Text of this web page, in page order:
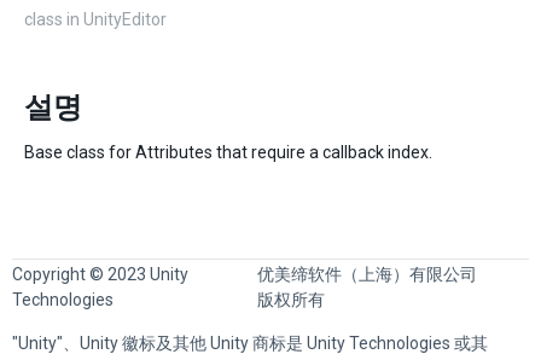
class in UnityEditor
설명
Base class for Attributes that require a callback index.
Copyright © 2023 Unity
Technologies
优美缔软件（上海）有限公司
版权所有
"Unity"、Unity 徽标及其他 Unity 商标是 Unity Technologies 或其